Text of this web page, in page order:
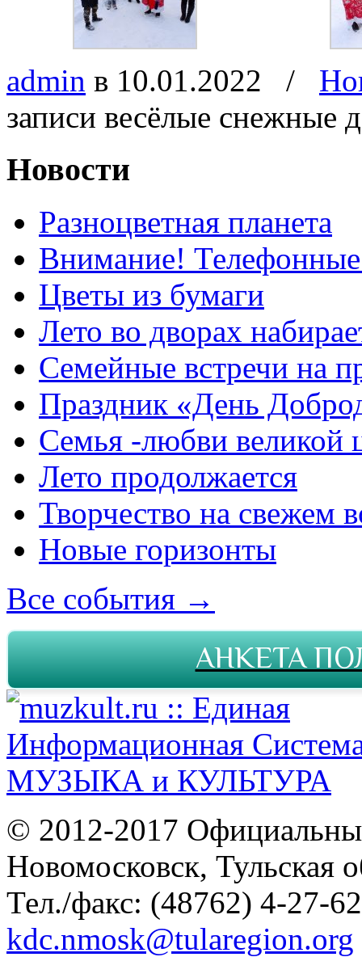
admin в 10.01.2022 /
записи весёлые снежные
Новости
Разноцветная планета
Внимание!
Цветы из бумаги
Лето во дворах
Семейные встречи на
Праздник «День
Семья -любви великой
Лето продолжается
Творчество на свежем
Новые горизонты
Все события →
АНКЕТА
© 2012-2017
Новомосковск, Тульская
Тел./факс: (48762) 4-27-
kdc.nmosk@tularegion.org